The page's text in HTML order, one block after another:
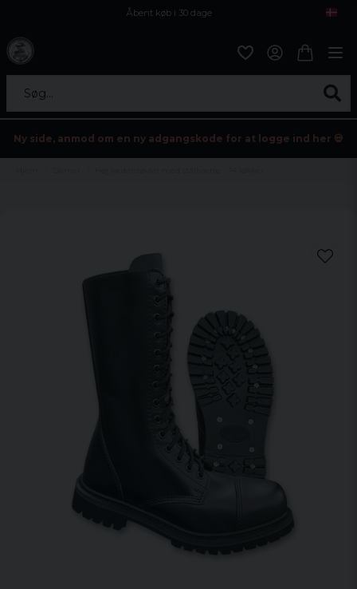
Åbent køb i 30 dage
Søg...
Ny side, anmod om en ny adgangskode for at logge ind her 💀